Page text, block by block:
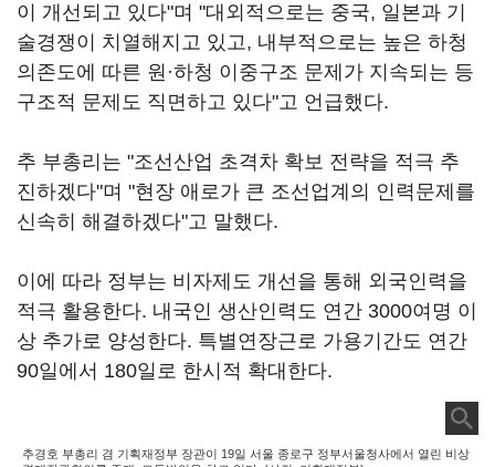
이 개선되고 있다"며 "대외적으로는 중국, 일본과 기
술경쟁이 치열해지고 있고, 내부적으로는 높은 하청
의존도에 따른 원·하청 이중구조 문제가 지속되는 등
구조적 문제도 직면하고 있다"고 언급했다.
추 부총리는 "조선산업 초격차 확보 전략을 적극 추
진하겠다"며 "현장 애로가 큰 조선업계의 인력문제를
신속히 해결하겠다"고 말했다.
이에 따라 정부는 비자제도 개선을 통해 외국인력을
적극 활용한다. 내국인 생산인력도 연간 3000여명 이
상 추가로 양성한다. 특별연장근로 가용기간도 연간
90일에서 180일로 한시적 확대한다.
추경호 부총리 겸 기획재정부 장관이 19일 서울 종로구 정부서울청사에서 열린 비상